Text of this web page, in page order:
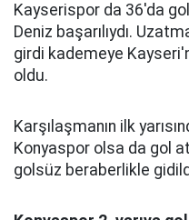
Kayserispor da 36'da
Deniz başarılıydı.
girdi kademeye
oldu.
Karşılaşmanın ilk
Konyaspor olsa da gol
golsüz beraberlikle